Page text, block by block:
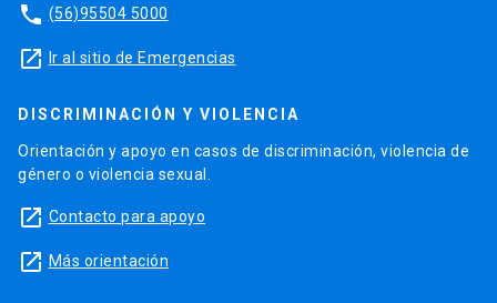
phone (56)95504 5000
launch Ir al sitio de Emergencias
DISCRIMINACIÓN Y VIOLENCIA
Orientación y apoyo en casos de discriminación, violencia de
género o violencia sexual.
launch Contacto para apoyo
launch Más orientación